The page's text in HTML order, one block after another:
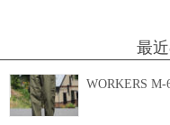
最
WORKERS M-